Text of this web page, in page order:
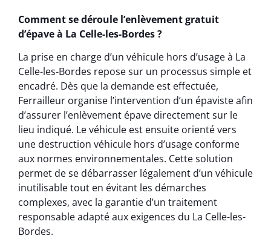
Comment se déroule l’enlèvement gratuit
d’épave à La Celle-les-Bordes ?
La prise en charge d’un véhicule hors d’usage à La
Celle-les-Bordes repose sur un processus simple et
encadré. Dès que la demande est effectuée,
Ferrailleur organise l’intervention d’un épaviste afin
d’assurer l’enlèvement épave directement sur le
lieu indiqué. Le véhicule est ensuite orienté vers
une destruction véhicule hors d’usage conforme
aux normes environnementales. Cette solution
permet de se débarrasser légalement d’un véhicule
inutilisable tout en évitant les démarches
complexes, avec la garantie d’un traitement
responsable adapté aux exigences du La Celle-les-
Bordes.